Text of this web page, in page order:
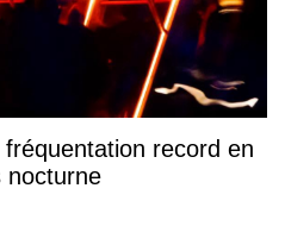
record en
nocturne